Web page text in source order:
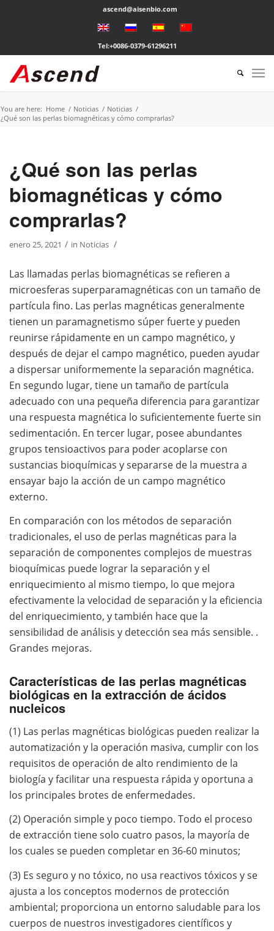
ascend@aisenbio.com
Tel:+0086-0379-61296211
You are here: Home / Noticias / Noticias /
¿Qué son las perlas biomagnéticas y cómo comprarlas?
¿Qué son las perlas
biomagnéticas y cómo
comprarlas?
enero 25, 2021 / in Noticias /
Las llamadas perlas biomagnéticas se refieren a
microesferas superparamagnéticas con un tamaño de
partícula fino. Las perlas magnéticas generalmente
tienen un paramagnetismo súper fuerte y pueden
reunirse rápidamente en un campo magnético, y
después de dejar el campo magnético, pueden ayudar
a dispersar uniformemente la separación magnética.
En segundo lugar, tiene un tamaño de partícula
adecuado con una pequeña diferencia para garantizar
una respuesta magnética lo suficientemente fuerte sin
sedimentación. En tercer lugar, posee abundantes
grupos tensioactivos para poder acoplarse con
sustancias bioquímicas y separarse de la muestra a
ensayar bajo la acción de un campo magnético
externo.
En comparación con los métodos de separación
tradicionales, el uso de perlas magnéticas para la
separación de componentes complejos de muestras
bioquímicas puede lograr la separación y el
enriquecimiento al mismo tiempo, lo que mejora
efectivamente la velocidad de separación y la eficiencia
del enriquecimiento, y también hace que la
sensibilidad de análisis y detección sea más sensible. .
Grandes mejoras.
Características de las perlas magnéticas
biológicas en la extracción de ácidos
nucleicos
(1) Las perlas magnéticas biológicas pueden realizar la
automatización y la operación masiva, cumplir con los
requisitos de operación de alto rendimiento de la
biología y facilitar una respuesta rápida y oportuna a
los principales brotes de enfermedades.
(2) Operación simple y poco tiempo. Todo el proceso
de extracción tiene solo cuatro pasos, la mayoría de
los cuales se pueden completar en 36-60 minutos;
(3) Es seguro y no tóxico, no usa reactivos tóxicos y se
ajusta a los conceptos modernos de protección
ambiental; proporciona un entorno saludable para los
cuerpos de nuestros investigadores científicos y